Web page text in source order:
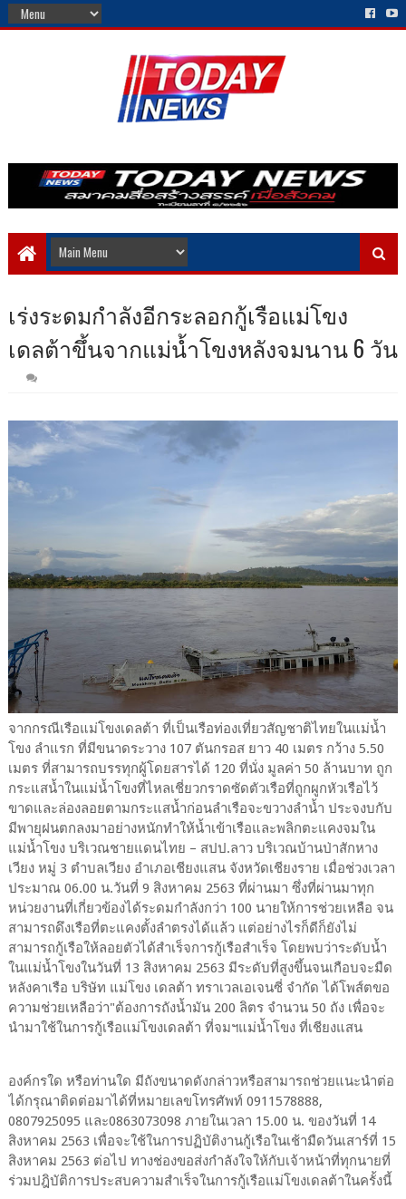
เร่งระดมกำลังอีกระลอกกู้เรือแม่โขง
เดลต้าขึ้นจากแม่น้ำโขงหลังจมนาน 6 วัน
จากกรณีเรือแม่โขงเดลต้า ที่เป็นเรือท่องเที่ยวสัญชาติไทยในแม่น้ำ
โขง ลำแรก ที่มีขนาดระวาง 107 ตันกรอส ยาว 40 เมตร กว้าง 5.50
เมตร ที่สามารถบรรทุกผู้โดยสารได้ 120 ที่นั่ง มูลค่า 50 ล้านบาท ถูก
กระแสน้ำในแม่น้ำโขงที่ไหลเชี่ยวกราดซัดตัวเรือที่ถูกผูกหัวเรือไว้
ขาดและล่องลอยตามกระแสน้ำก่อนลำเรือจะขวางลำน้ำ ประจงบกับ
มีพายุฝนตกลงมาอย่างหนักทำให้น้ำเข้าเรือและพลิกตะแคงจมใน
แม่น้ำโขง บริเวณชายแดนไทย – สปป.ลาว บริเวณบ้านป่าสักหาง
เวียง หมู่ 3 ตำบลเวียง อำเภอเชียงแสน จังหวัดเชียงราย เมื่อช่วงเวลา
ประมาณ 06.00 น.วันที่ 9 สิงหาคม 2563 ที่ผ่านมา ซึ่งที่ผ่านมาทุก
หน่วยงานที่เกี่ยวข้องได้ระดมกำลังกว่า 100 นายให้การช่วยเหลือ จน
สามารถดึงเรือที่ตะแคงตั้งลำตรงได้แล้ว แต่อย่างไรก็ดีก็ยังไม่
สามารถกู้เรือให้ลอยตัวได้สำเร็จการกู้เรือสำเร็จ โดยพบว่าระดับน้ำ
ในแม่น้ำโขงในวันที่ 13 สิงหาคม 2563 มีระดับที่สูงขึ้นจนเกือบจะมืด
หลังคาเรือ บริษัท แม่โขง เดลต้า ทราเวลเอเจนซี่ จำกัด ได้โพส์ตขอ
ความช่วยเหลือว่า"ต้องการถังน้ำมัน 200 ลิตร จำนวน 50 ถัง เพื่อจะ
นำมาใช้ในการกู้เรือแม่โขงเดลต้า ที่จมฯแม่น้ำโขง ที่เชียงแสน
องค์กรใด หรือท่านใด มีถังขนาดดังกล่าวหรือสามารถช่วยแนะนำต่อ
ได้กรุณาติดต่อมาได้ที่หมายเลขโทรศัพท์ 0911578888,
0807925095 และ0863073098 ภายในเวลา 15.00 น. ของวันที่ 14
สิงหาคม 2563 เพื่อจะใช้ในการปฏิบัติงานกู้เรือในเช้ามืดวันเสาร์ที่ 15
สิงหาคม 2563 ต่อไป ทางช่องขอส่งกำลังใจให้กับเจ้าหน้าที่ทุกนายที่
ร่วมปฎิบัติการประสบความสำเร็จในการกู้เรือแม่โขงเดลต้าในครั้งนี้